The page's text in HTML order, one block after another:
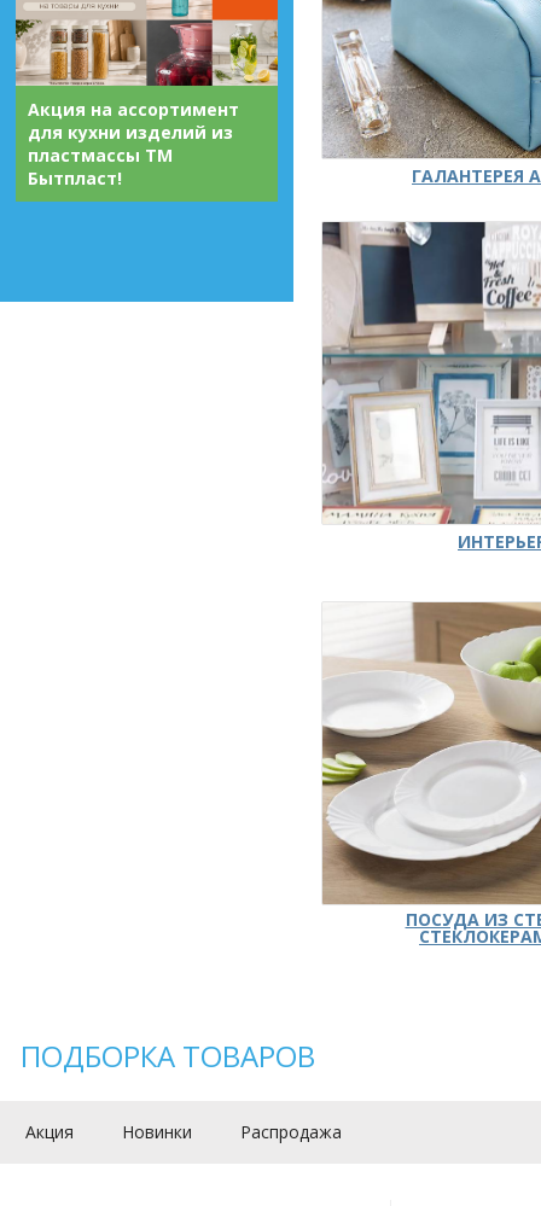
Акция на ассортимент
для кухни изделий из
пластмассы ТМ
Бытпласт!
ГАЛАНТЕРЕЯ
ПОСУДА ИЗ
ПОДБОРКА ТОВАРОВ
Акция Новинки Распродажа